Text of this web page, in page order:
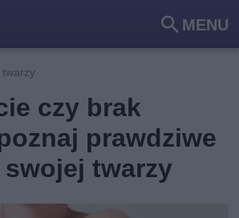
MENU
Szu
twarzy
czy brak
prawdziwe
twarzy